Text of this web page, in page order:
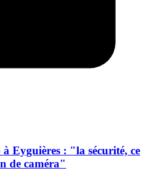
Eyguières : "la sécurité, ce
de caméra"